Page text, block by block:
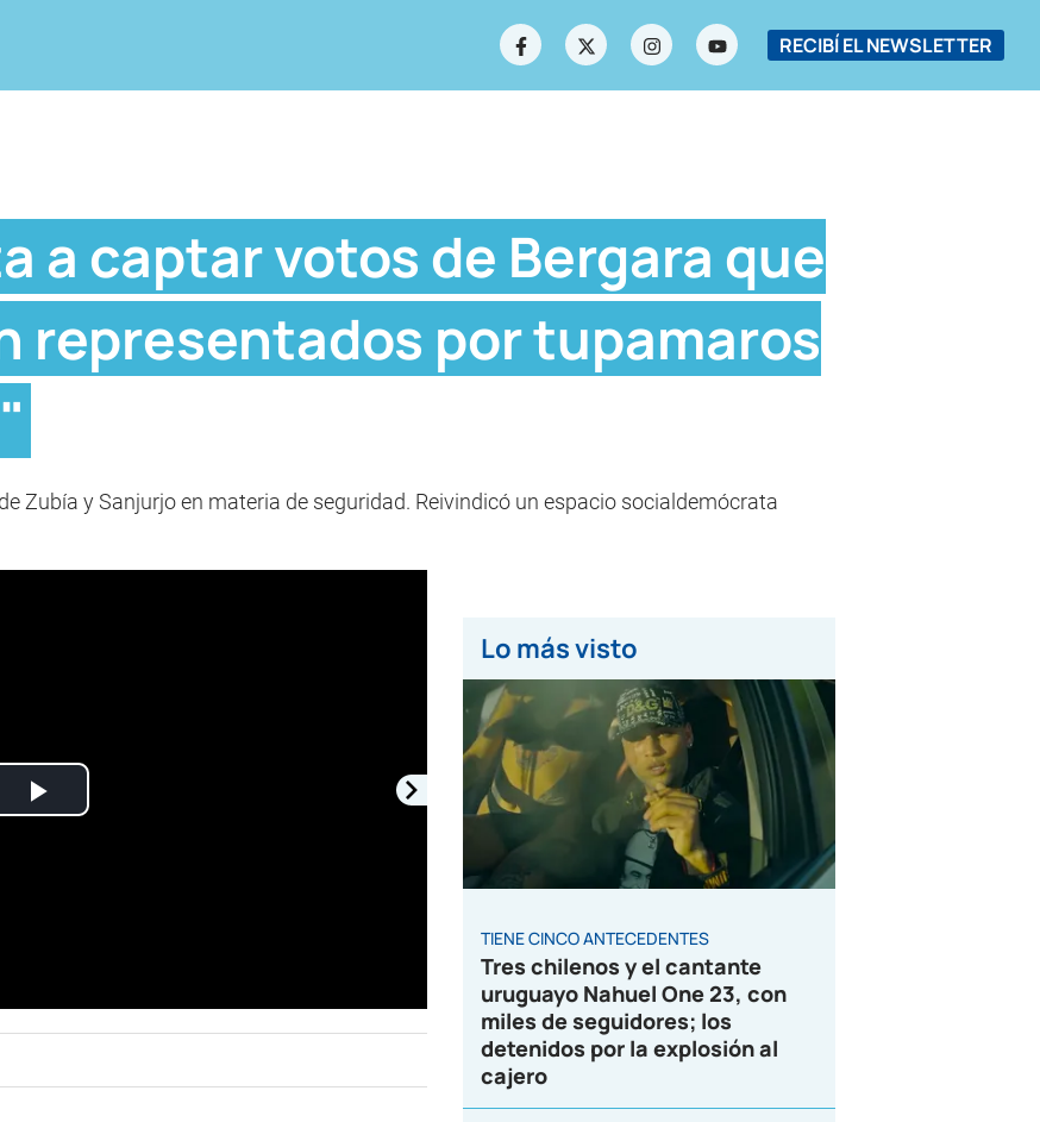
RECIBÍ EL NEWSLETTER
a captar votos de Bergara que
representados por tupamaros
Zubía y Sanjurjo en materia de seguridad. Reivindicó un espacio socialdemócrata
Play
Lo más visto
TIENE CINCO ANTECEDENTES
Tres chilenos y el cantante
uruguayo Nahuel One 23, con
miles de seguidores; los
detenidos por la explosión al
cajero